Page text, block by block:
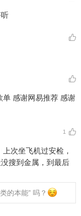
感谢网易推荐 感谢
1
上次坐飞机过安检，
搜到金属，到最后
的本能” 吗？